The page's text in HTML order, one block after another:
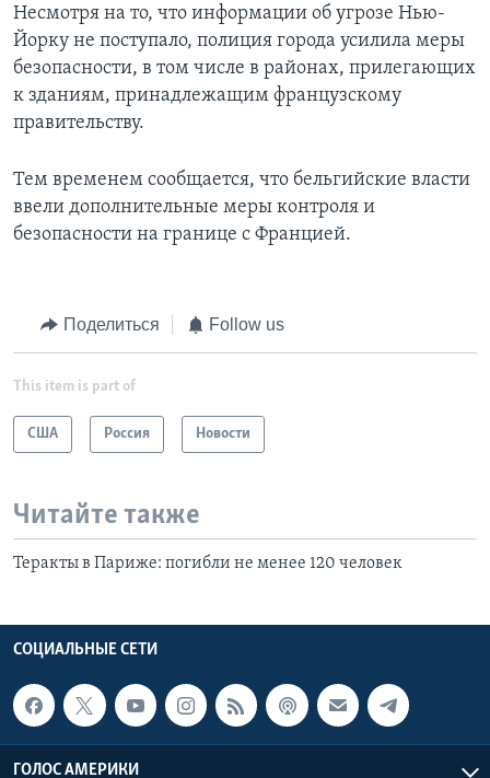
Несмотря на то, что информации об угрозе Нью-
Йорку не поступало, полиция города усилила меры
безопасности, в том числе в районах, прилегающих
к зданиям, принадлежащим французскому
правительству.
Тем временем сообщается, что бельгийские власти
ввели дополнительные меры контроля и
безопасности на границе с Францией.
Поделиться Follow us
This item is part of
США Россия Новости
Читайте также
Теракты в Париже: погибли не менее 120 человек
СОЦИАЛЬНЫЕ СЕТИ
ГОЛОС АМЕРИКИ